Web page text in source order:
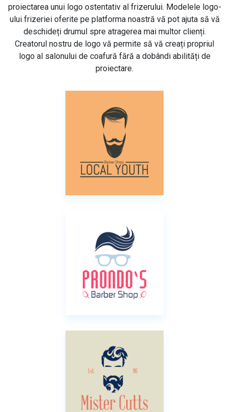
proiectarea unui logo ostentativ al frizerului. Modelele logo-
ului frizeriei oferite pe platforma noastră vă pot ajuta să vă
deschideți drumul spre atragerea mai multor clienți.
Creatorul nostru de logo vă permite să vă creați propriul
logo al salonului de coafură fără a dobândi abilități de
proiectare.